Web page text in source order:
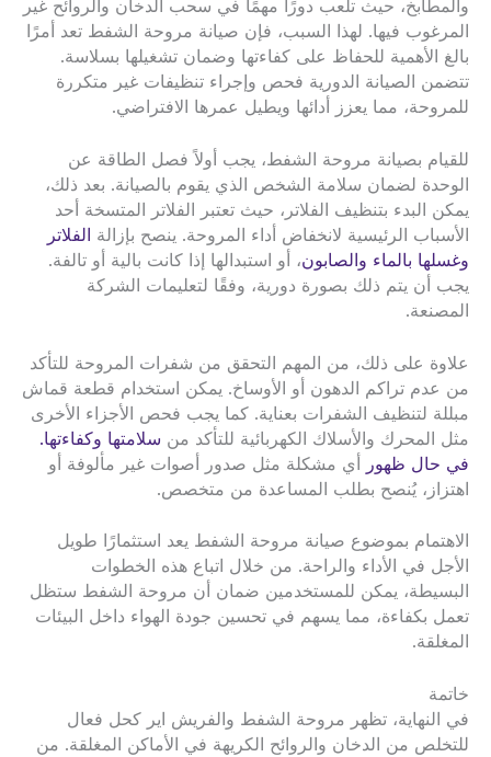
والمطابخ، حيث تلعب دورًا مهمًا في سحب الدخان والروائح غير
المرغوب فيها. لهذا السبب، فإن صيانة مروحة الشفط تعد أمرًا
بالغ الأهمية للحفاظ على كفاءتها وضمان تشغيلها بسلاسة.
تتضمن الصيانة الدورية فحص وإجراء تنظيفات غير متكررة
للمروحة، مما يعزز أدائها ويطيل عمرها الافتراضي.
للقيام بصيانة مروحة الشفط، يجب أولاً فصل الطاقة عن
الوحدة لضمان سلامة الشخص الذي يقوم بالصيانة. بعد ذلك،
يمكن البدء بتنظيف الفلاتر، حيث تعتبر الفلاتر المتسخة أحد
الأسباب الرئيسية لانخفاض أداء المروحة. ينصح بإزالة الفلاتر
وغسلها بالماء والصابون، أو استبدالها إذا كانت بالية أو تالفة.
يجب أن يتم ذلك بصورة دورية، وفقًا لتعليمات الشركة
المصنعة.
علاوة على ذلك، من المهم التحقق من شفرات المروحة للتأكد
من عدم تراكم الدهون أو الأوساخ. يمكن استخدام قطعة قماش
مبللة لتنظيف الشفرات بعناية. كما يجب فحص الأجزاء الأخرى
مثل المحرك والأسلاك الكهربائية للتأكد من سلامتها وكفاءتها.
في حال ظهور
أي مشكلة مثل صدور أصوات غير مألوفة أو
اهتزاز، يُنصح بطلب المساعدة من متخصص.
الاهتمام بموضوع صيانة مروحة الشفط يعد استثمارًا طويل
الأجل في الأداء والراحة. من خلال اتباع هذه الخطوات
البسيطة، يمكن للمستخدمين ضمان أن مروحة الشفط ستظل
تعمل بكفاءة، مما يسهم في تحسين جودة الهواء داخل البيئات
المغلقة.
خاتمة
في النهاية، تظهر مروحة الشفط والفريش اير كحل فعال
للتخلص من الدخان والروائح الكريهة في الأماكن المغلقة. من